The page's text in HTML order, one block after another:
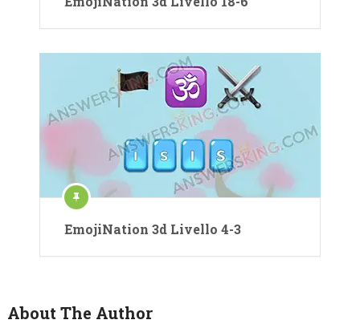
EmojiNation 3d Livello 4-3
About The Author